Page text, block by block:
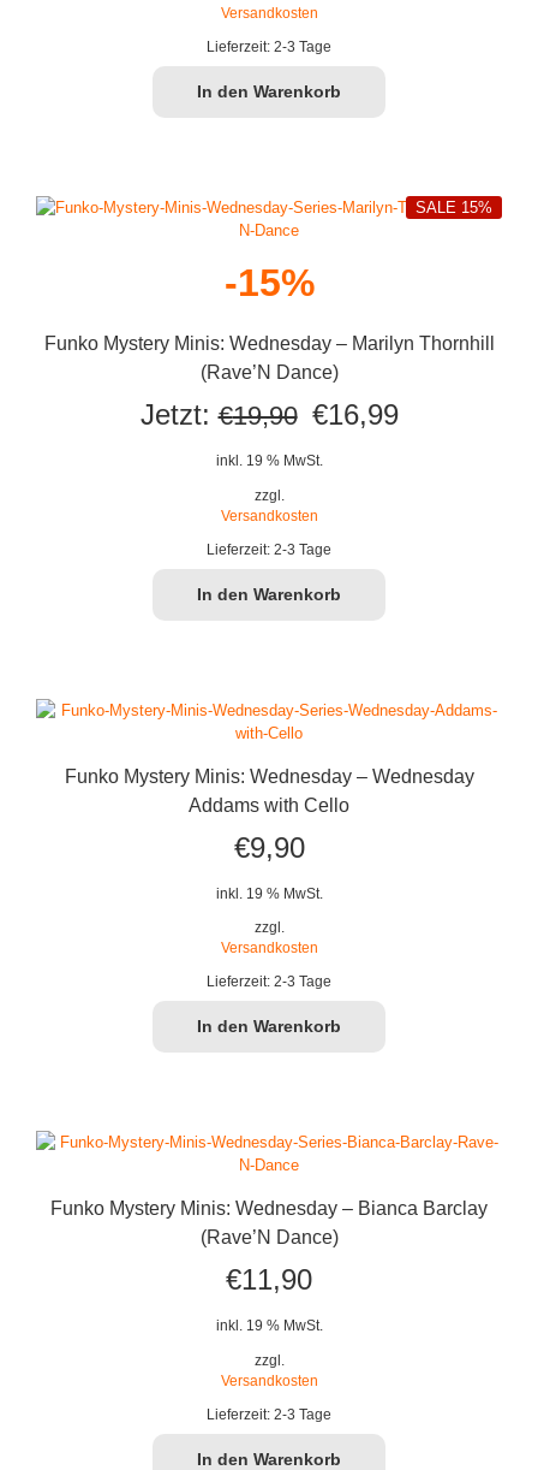
€19,90
Versandkosten
Lieferzeit: 2-3 Tage
In den Warenkorb
-15%
Funko Mystery Minis: Wednesday – Marilyn Thornhill
(Rave’N Dance)
SALE 15%
Jetzt: €19,90 Ursprünglicher
Preis
€19,90
€16,99Aktueller
inkl. 19 % MwSt.
zzgl.
Versandkosten
Lieferzeit: 2-3 Tage
In den Warenkorb
Funko Mystery Minis: Wednesday – Wednesday
Addams with Cello
€9,90
inkl. 19 % MwSt.
zzgl.
Versandkosten
Lieferzeit: 2-3 Tage
In den Warenkorb
Funko Mystery Minis: Wednesday – Bianca Barclay
(Rave’N Dance)
€11,90
inkl. 19 % MwSt.
zzgl.
Versandkosten
Lieferzeit: 2-3 Tage
In den Warenkorb